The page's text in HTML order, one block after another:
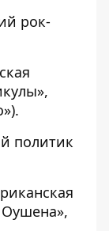
рок-
политик
Оушена»,